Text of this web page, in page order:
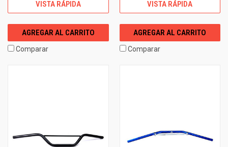
VISTA RÁPIDA
AGREGAR AL CARRITO
Comparar
VISTA RÁPIDA
AGREGAR AL CARRITO
Comparar